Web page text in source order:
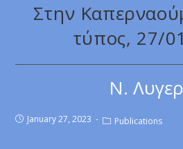
Στην
τύπος, 27/
Ν.
January 27, 2023 Publications